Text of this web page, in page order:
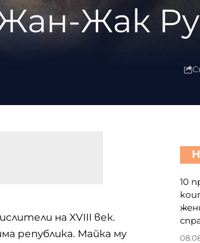
Жак
на XVIII век.
република. Майка му
10